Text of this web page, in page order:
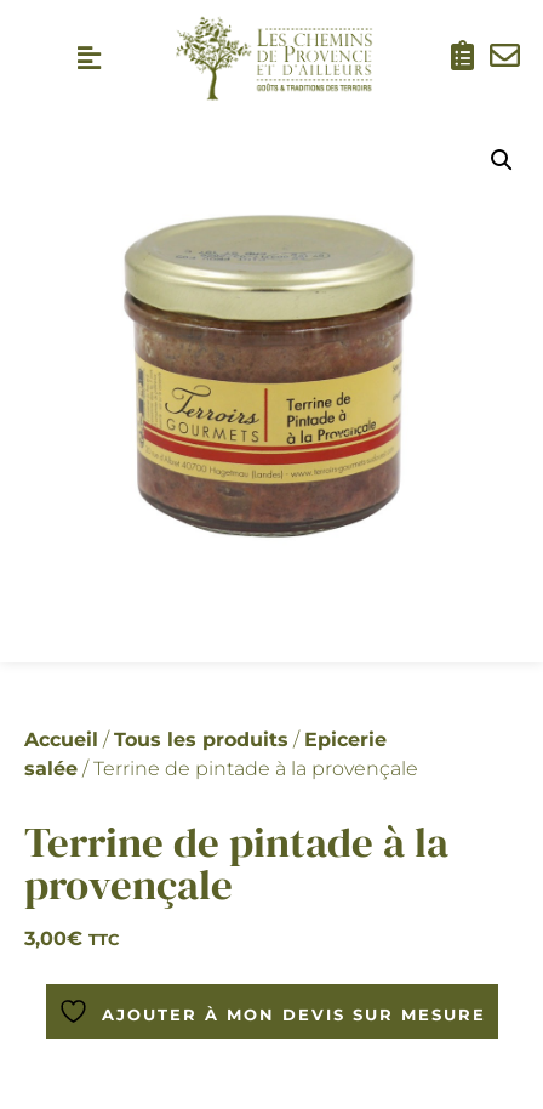
Accueil /Tous les produits / Epicerie
salée / Terrine de pintade à la provençale
Terrine de pintade à la
provençale
3,00€ TTC
AJOUTER À MON DEVIS SUR MESURE